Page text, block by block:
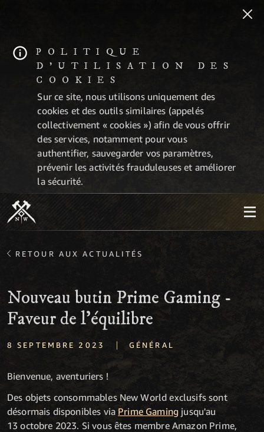
POLITIQUE
D'UTILISATION DES
COOKIES
Sur ce site, nous utilisons uniquement des
cookies et des outils similaires (appelés
collectivement « cookies ») afin de vous offrir
des services, notamment pour vous
authentifier, sauvegarder vos paramètres,
prévenir les activités frauduleuses et améliorer
la sécurité.
RETOUR AUX ACTUALITÉS
Nouveau butin Prime Gaming -
Faveur de l'équilibre
8 SEPTEMBRE 2023 | GÉNÉRAL
Bienvenue, aventuriers !
Des objets consommables New World exclusifs sont
désormais disponibles via Prime Gaming jusqu'au
13 octobre 2023. Si vous êtes membre Amazon Prime,